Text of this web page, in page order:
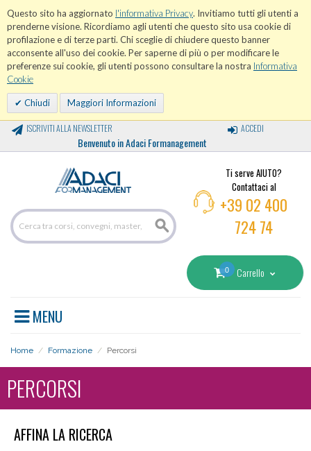
Questo sito ha aggiornato l'informativa Privacy. Invitiamo tutti gli utenti a
prenderne visione. Ricordiamo agli utenti che questo sito usa cookie di
profilazione e di terze parti. Chi sceglie di chiudere questo banner
acconsente all'uso dei cookie. Per saperne di più o per modificare le
preferenze sui cookie, gli utenti possono consultare la nostra Informativa
Cookie
Chiudi Maggiori Informazioni
ISCRIVITI ALLA NEWSLETTER
Benvenuto in Adaci Formanagement
ACCEDI
Ti serve AIUTO?
Contattaci al
+39 02 400
724 74
0 Carrello
MENU
Home / Formazione / Percorsi
PERCORSI
AFFINA LA RICERCA